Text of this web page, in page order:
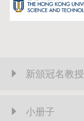
新頒冠名教授
小册子